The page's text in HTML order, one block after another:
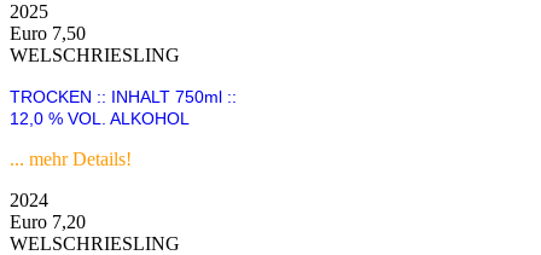
2025
Euro 7,50
WELSCHRIESLING
TROCKEN :: INHALT 750ml ::
12,0 % VOL. ALKOHOL
... mehr Details!
2024
Euro 7,20
WELSCHRIESLING